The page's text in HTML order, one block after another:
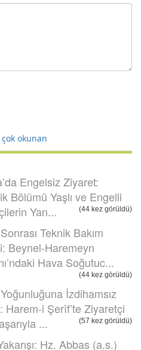
çok okunan
Engelsiz Ziyaret:
Bölümü Yaşlı ve Engelli
Yan...
(44 kez görüldü)
Teknik Bakım
Beynel-Haremeyn
Hava Soğutuc...
(44 kez görüldü)
İzdihamsız
Harem-i Şerîf’te Ziyaretçi
...
(57 kez görüldü)
Hz. Abbas (a.s.)